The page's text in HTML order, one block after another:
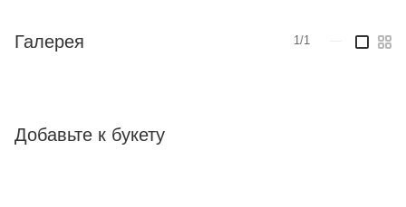
Галерея 1/1
Добавьте к букету